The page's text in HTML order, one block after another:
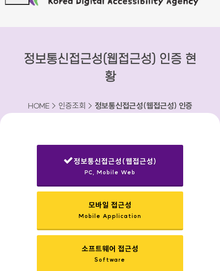
정보통신접근성(웹접근성) 인증 현
황
HOME > 인증조회 > 정보통신접근성(웹접근성) 인증
정보통신접근성(웹접근성)
PC, Mobile Web
모바일 접근성
Mobile Application
소프트웨어 접근성
Software